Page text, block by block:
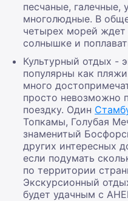
песчаные, галечные,
многолюдные. В
четырех морей ждет
солнышке и
Культурный отдых -
популярны как
много
просто невозможно
поездку. Один
Топкамы, Голубая
знаменитый
других интересных
если подумать
по территории
Экскурсионный
будет удачным с